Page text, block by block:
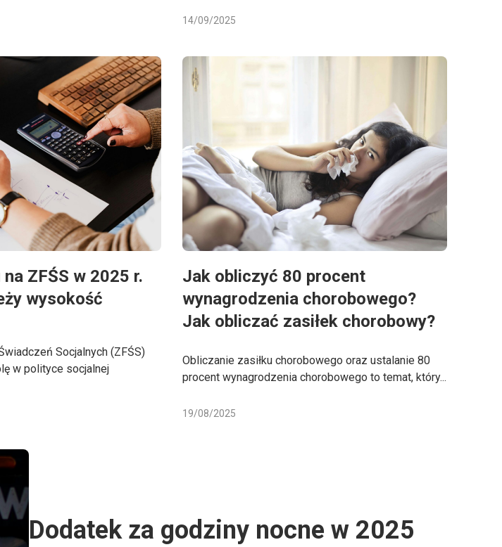
14/09/2025
ZFŚS w 2025 r.
wysokość
Socjalnych (ZFŚS)
w polityce socjalnej
Jak obliczyć 80 procent
wynagrodzenia chorobowego?
Jak obliczać zasiłek chorobowy?
Obliczanie zasiłku chorobowego oraz ustalanie 80
procent wynagrodzenia chorobowego to temat, który...
19/08/2025
Dodatek za godziny nocne w 2025